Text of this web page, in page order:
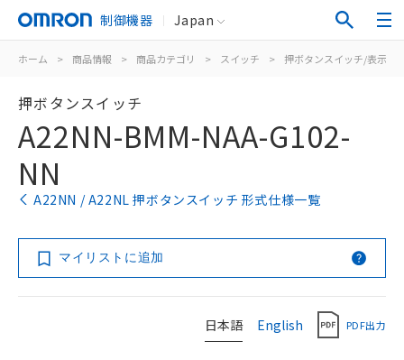
制御機器 Japan
ホーム > 商品情報 > 商品カテゴリ > スイッチ > 押ボタンスイッチ/表示灯
押ボタンスイッチ
A22NN-BMM-NAA-G102-
NN
A22NN / A22NL 押ボタンスイッチ 形式仕様一覧
マイリストに追加
日本語 English PDF出力